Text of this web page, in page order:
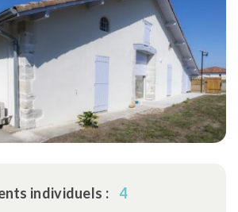
individuels : 4